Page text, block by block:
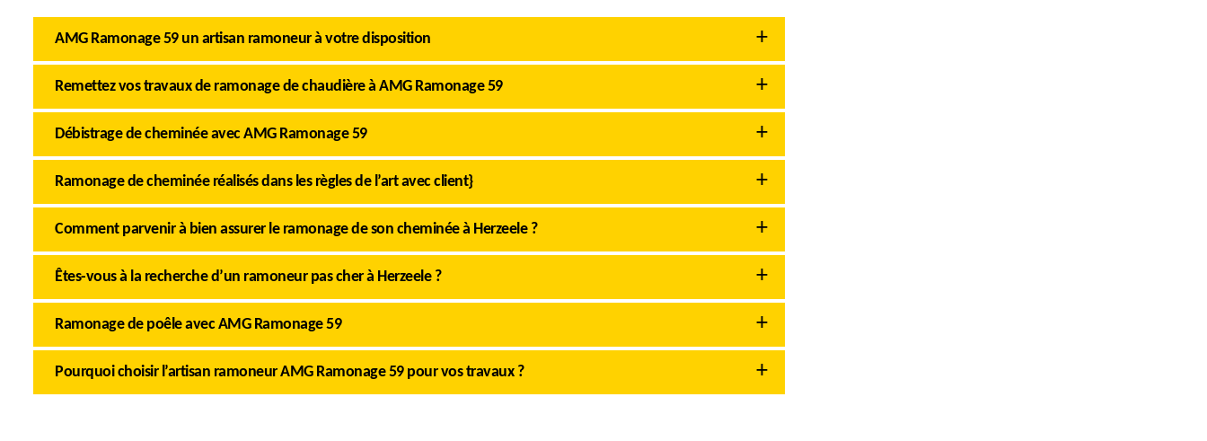
AMG Ramonage 59 un artisan ramoneur à votre disposition
Remettez vos travaux de ramonage de chaudière à AMG Ramonage 59
Débistrage de cheminée avec AMG Ramonage 59
Ramonage de cheminée réalisés dans les règles de l’art avec client}
Comment parvenir à bien assurer le ramonage de son cheminée à Herzeele ?
Êtes-vous à la recherche d’un ramoneur pas cher à Herzeele ?
Ramonage de poêle avec AMG Ramonage 59
Pourquoi choisir l’artisan ramoneur AMG Ramonage 59 pour vos travaux ?